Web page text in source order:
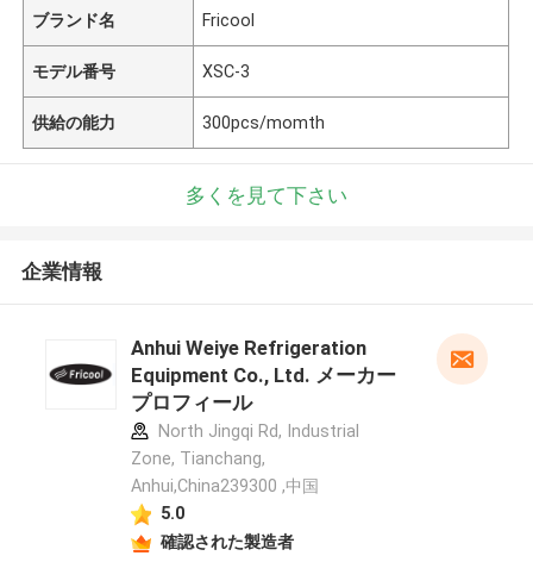
ブランド名 Fricool
モデル番号 XSC-3
供給の能力 300pcs/momth
多くを見て下さい
企業情報
Anhui Weiye Refrigeration
Equipment Co., Ltd. メーカー
プロフィール
North Jingqi Rd, Industrial
Zone, Tianchang,
Anhui,China239300 ,中国
5.0
確認された製造者